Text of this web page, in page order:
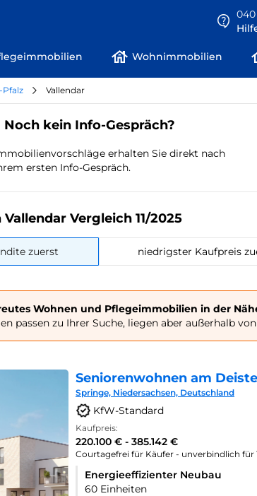
040
Wohnimmobilien
Pfalz Vallendar
Noch kein Info-Gespräch?
erhalten Sie direkt nach
ersten Info-Gespräch.
Vergleich 11/2025
zuerst niedrigster Kaufpreis
Wohnen und Pflegeimmobilien in der
passen zu Ihrer Suche, liegen aber außerhalb
Seniorenwohnen am
Springe, Niedersachsen, Deutschland
KfW-Standard
Kaufpreis:
220.100 € - 385.142 €
Courtagefrei für Käufer - unverbindlich für
Energieeffizienter Neubau
60 Einheiten